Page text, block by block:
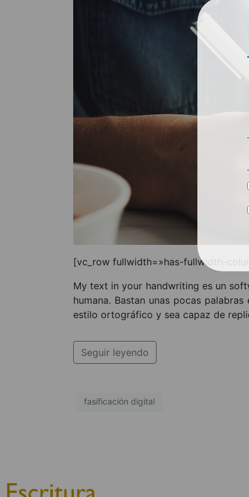
[vc_row fullwidth=»has-fullwidth-
My text in your handwriting es un
humana. Bastan unas pocas
estilo ortográfico y sea capaz de
Seguir leyendo
fasificación digital